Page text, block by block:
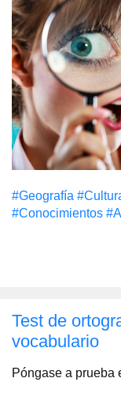
#Geografía
#Conocimientos
Test de
vocabulario
Póngase a prueba